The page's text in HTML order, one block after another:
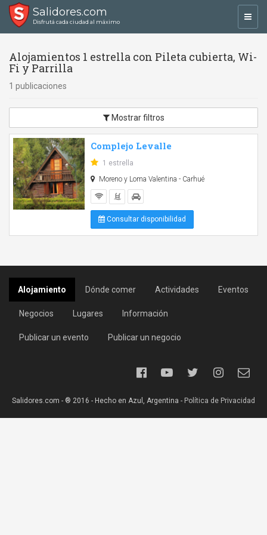
Salidores.com
Disfrutá cada ciudad al máximo
Alojamientos 1 estrella con Pileta cubierta, Wi-
Fi y Parrilla
1 publicaciones
Mostrar filtros
Complejo Levalle
1 estrella
Moreno y Loma Valentina - Carhué
Consultar disponibilidad
Alojamiento Dónde comer Actividades Eventos
Negocios Lugares Información
Publicar un evento Publicar un negocio
Salidores.com - ® 2016 - Hecho en Azul, Argentina - Política de Privacidad